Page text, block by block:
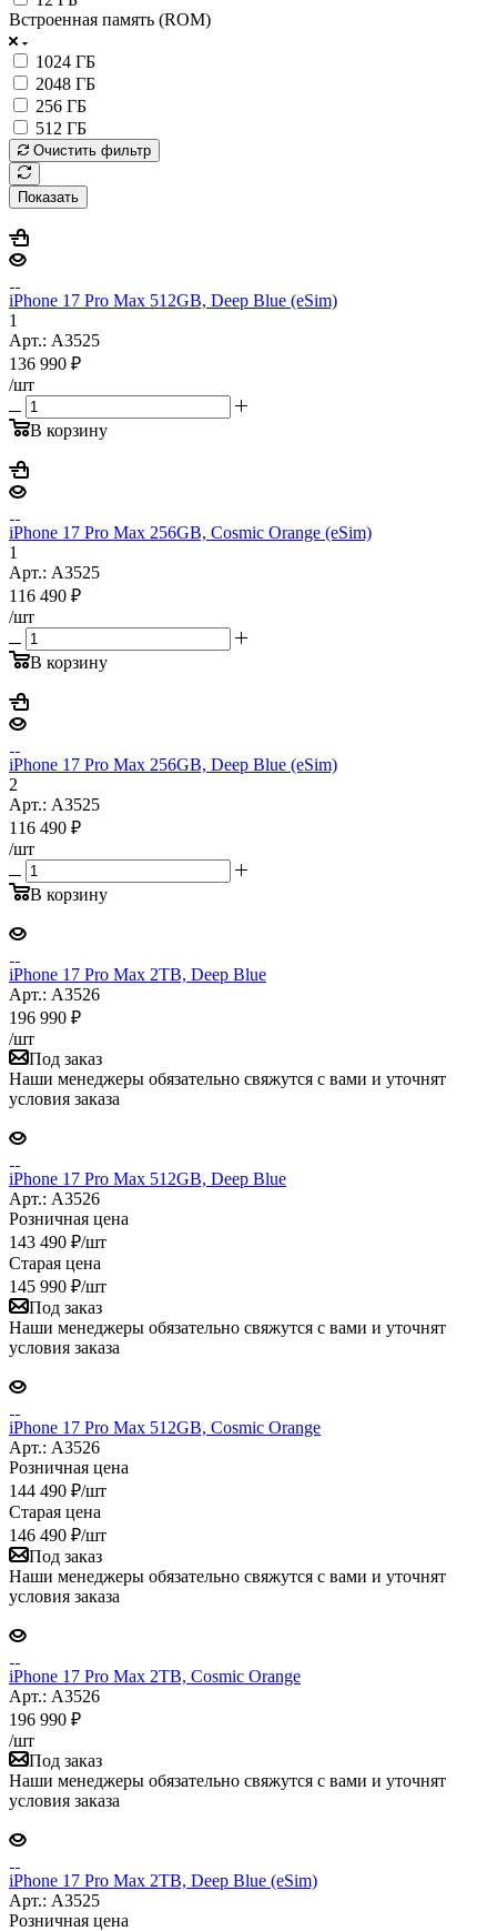
Встроенная память (ROM)
1024 ГБ
2048 ГБ
256 ГБ
512 ГБ
Очистить фильтр
Показать
iPhone 17 Pro Max 512GB, Deep Blue (eSim)
1
Арт.: A3525
136 990 ₽
/шт
В корзину
iPhone 17 Pro Max 256GB, Cosmic Orange (eSim)
1
Арт.: A3525
116 490 ₽
/шт
В корзину
iPhone 17 Pro Max 256GB, Deep Blue (eSim)
2
Арт.: A3525
116 490 ₽
/шт
В корзину
iPhone 17 Pro Max 2TB, Deep Blue
Арт.: A3526
196 990 ₽
/шт
Под заказ
Наши менеджеры обязательно свяжутся с вами и уточнят
условия заказа
iPhone 17 Pro Max 512GB, Deep Blue
Арт.: A3526
Розничная цена
143 490 ₽/шт
Старая цена
145 990 ₽/шт
Под заказ
Наши менеджеры обязательно свяжутся с вами и уточнят
условия заказа
iPhone 17 Pro Max 512GB, Cosmic Orange
Арт.: A3526
Розничная цена
144 490 ₽/шт
Старая цена
146 490 ₽/шт
Под заказ
Наши менеджеры обязательно свяжутся с вами и уточнят
условия заказа
iPhone 17 Pro Max 2TB, Cosmic Orange
Арт.: A3526
196 990 ₽
/шт
Под заказ
Наши менеджеры обязательно свяжутся с вами и уточнят
условия заказа
iPhone 17 Pro Max 2TB, Deep Blue (eSim)
Арт.: A3525
Розничная цена